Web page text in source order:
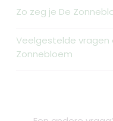
Zo zeg je De
Veelgestelde vragen
Zonnebloem